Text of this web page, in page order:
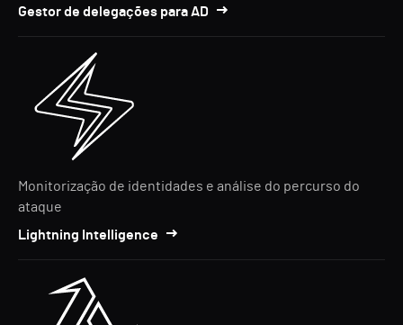
Gestor de delegações para AD
Monitorização de identidades e análise do percurso do
ataque
Lightning Intelligence